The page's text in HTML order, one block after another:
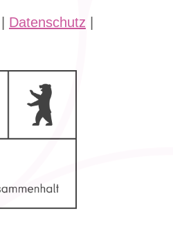
Datenschutz